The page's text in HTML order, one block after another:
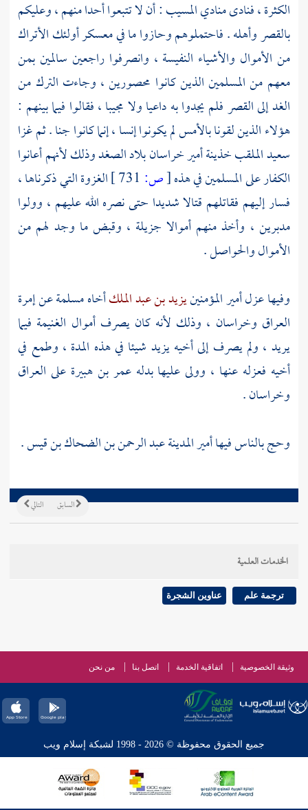
الكثرة ، فنادى مناديالمسيب: أن لا تتبعوا أحدا منهم ، وعليكم
بالقصر وأهله . فاحتملوهم وحازوا ما في معسكر أولئكالأتراك
من الأموال والأشياء النفيسة ، وانصرفوا راجعين سالمين بمن
معهم من المسلمين الذين كانوا محصورين ، وجاءت الترك من
الغد إلى القصر فلم يجدوا به داعيا ولا مجيبا ، فقالوا فيما بينهم :
هؤلاء الذين لقونا بالأمس لم يكونوا إنسا ، إنما كانوا جنا . ثم غزا
سعيد الملقب خذينةأميرخراسانبلادالصغدوذلك لأنهم أعانوا
الكفار على المسلمين في هذه[ص:
الغزوة التي ذكرناها ،
فسار إليهم فقاتلهم قتالا شديدا حتى نصره الله عليهم ، وولوا
مدبرين ، وأخذ منهم أموالا جزيلة ، وقبض ما وجد لهم من
الأموال والحواصل .
وفيها عزل أمير المؤمنينيزيد بن عبد الملكأخاهمسلمةعن إمرة
العراق وخراسان ، وذلك لأنه كان يصرف أموال الغنيمة فيما
يريد ، ولم يصرف إلى أخيهيزيد شيئا في هذه المدة ، وطمع في
أخيه فعزله عنها ، وولى عليها بدلهعمر بن هبيرة على العراق
وخراسان.
وحج بالناس فيها أميرالمدينةعبد الرحمن بن الضحاك بن قيس.
التالي السابق
الخدمات العلمية
ترجمة علم عناوين الشجرة
وثيقة الخصوصية اتفاقية الخدمة اتصل بنا من نحن
جميع الحقوق محفوظة © 2026 - 1998 لشبكة إسلام ويب